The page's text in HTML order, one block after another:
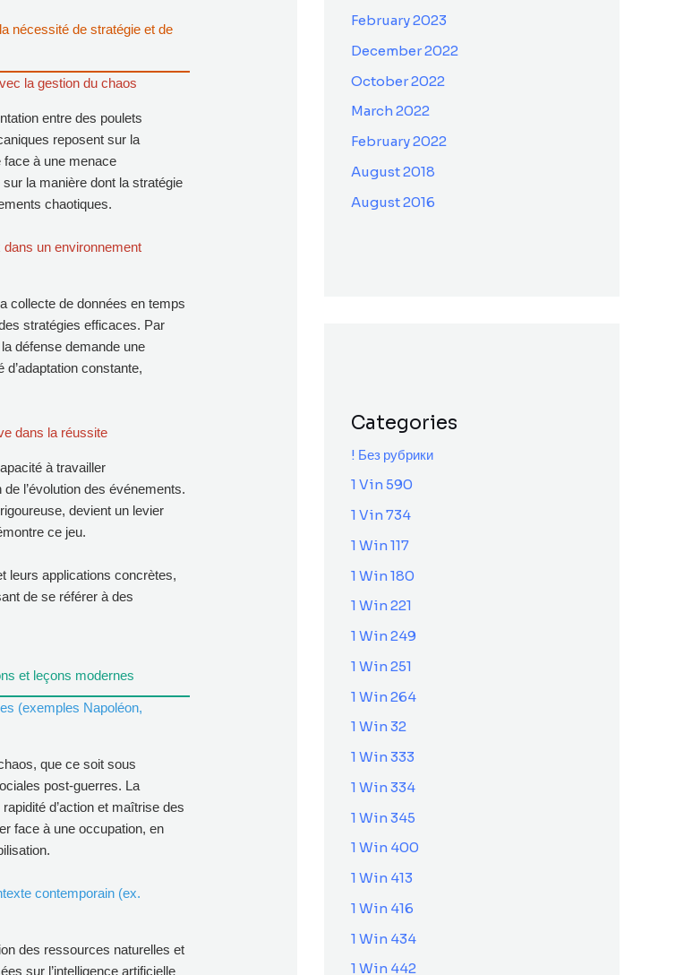
nécessité de stratégie et de
la gestion du chaos
entre des poulets
reposent sur la
face à une menace
la manière dont la stratégie
chaotiques.
un environnement
collecte de données en temps
stratégies efficaces. Par
défense demande une
constante,
dans la réussite
à travailler
l’évolution des événements.
devient un levier
ce jeu.
leurs applications concrètes,
de se référer à des
et leçons modernes
(exemples Napoléon,
que ce soit sous
post-guerres. La
d’action et maîtrise des
face à une occupation, en
contemporain (ex.
des ressources naturelles et
sur l’intelligence artificielle
February 2023
December 2022
October 2022
March 2022
February 2022
August 2018
August 2016
Categories
! Без рубрики
1 Vin 590
1 Vin 734
1 Win 117
1 Win 180
1 Win 221
1 Win 249
1 Win 251
1 Win 264
1 Win 32
1 Win 333
1 Win 334
1 Win 345
1 Win 400
1 Win 413
1 Win 416
1 Win 434
1 Win 442